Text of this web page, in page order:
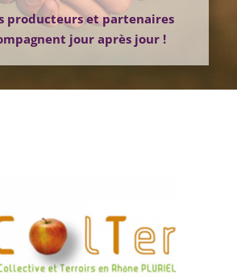
producteurs et partenaires
jour après jour !